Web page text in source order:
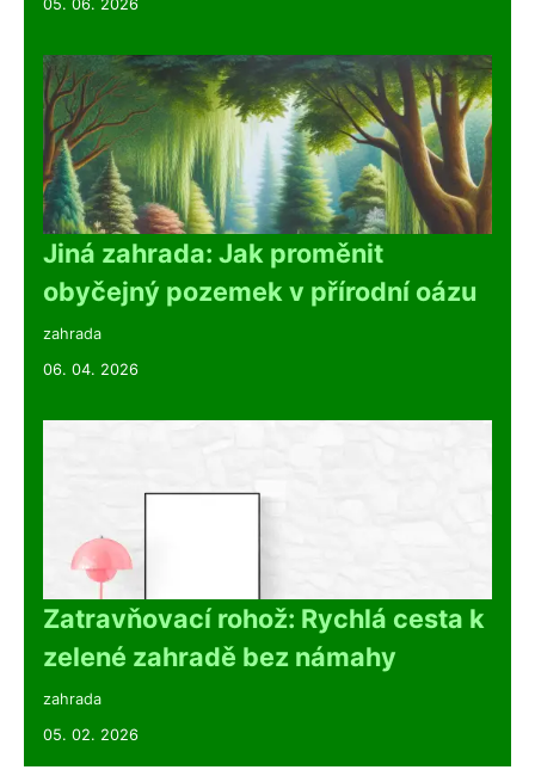
05. 06. 2026
Jiná zahrada: Jak proměnit
obyčejný pozemek v přírodní oázu
zahrada
06. 04. 2026
Zatravňovací rohož: Rychlá cesta k
zelené zahradě bez námahy
zahrada
05. 02. 2026